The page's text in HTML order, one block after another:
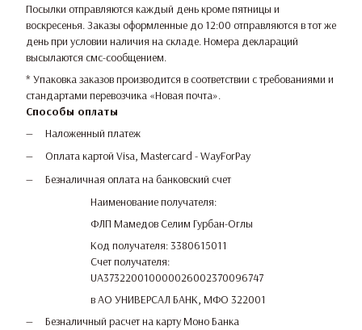
Посылки отправляются каждый день кроме пятницы и
воскресенья. Заказы оформленные до 12:00 отправляются в тот же
день при условии наличия на складе. Номера деклараций
высылаются смс-сообщением.
* Упаковка заказов производится в соответствии с требованиями и
стандартами перевозчика «Новая почта».
Способы оплаты
Наложенный платеж
Оплата картой Visa, Mastercard - WayForPay
Безналичная оплата на банковский счет
Наименование получателя:
ФЛП Мамедов Селим Гурбан-Оглы
Код получателя: 3380615011
Счет получателя:
UA373220010000026002370096747
в АО УНИВЕРСАЛ БАНК, МФО 322001
Безналичный расчет на карту Моно Банка